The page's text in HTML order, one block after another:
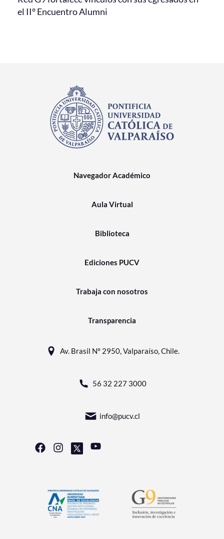
el II° Encuentro Alumni
Navegador Académico
Aula Virtual
Biblioteca
Ediciones PUCV
Trabaja con nosotros
Transparencia
Av. Brasil N° 2950, Valparaíso, Chile.
56 32 227 3000
info@pucv.cl